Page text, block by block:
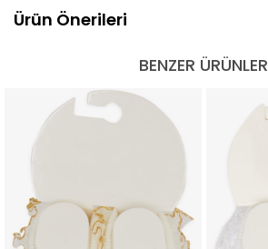
Ürün Önerileri
BENZER ÜRÜNLER